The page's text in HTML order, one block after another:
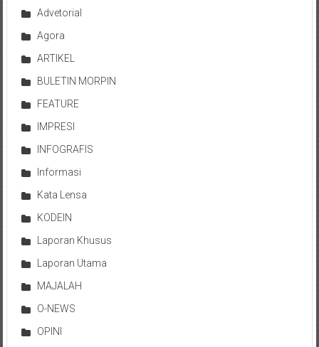
Advetorial
Agora
ARTIKEL
BULETIN MORPIN
FEATURE
IMPRESI
INFOGRAFIS
Informasi
Kata Lensa
KODEIN
Laporan Khusus
Laporan Utama
MAJALAH
O-NEWS
OPINI